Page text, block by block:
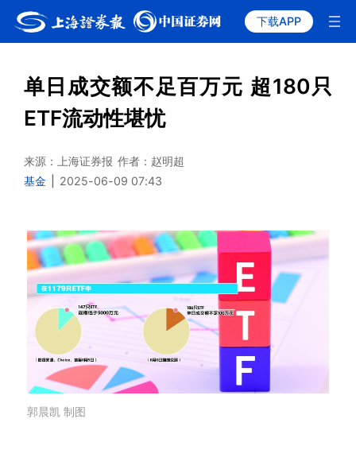
下载APP
单日成交额不足百万元 超180只
ETF流动性堪忧
来源：上海证券报 作者：赵明超
基金
2025-06-09 07:43
郭晨凯 制图